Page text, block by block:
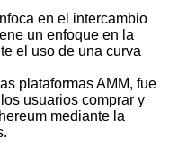
en el intercambio
un enfoque en la
el uso de una curva
plataformas AMM, fue
usuarios comprar y
mediante la